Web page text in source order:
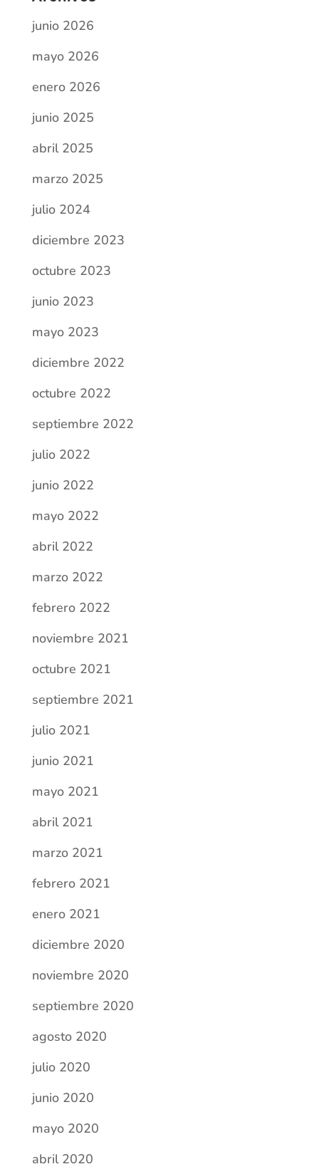
junio 2026
mayo 2026
enero 2026
junio 2025
abril 2025
marzo 2025
julio 2024
diciembre 2023
octubre 2023
junio 2023
mayo 2023
diciembre 2022
octubre 2022
septiembre 2022
julio 2022
junio 2022
mayo 2022
abril 2022
marzo 2022
febrero 2022
noviembre 2021
octubre 2021
septiembre 2021
julio 2021
junio 2021
mayo 2021
abril 2021
marzo 2021
febrero 2021
enero 2021
diciembre 2020
noviembre 2020
septiembre 2020
agosto 2020
julio 2020
junio 2020
mayo 2020
abril 2020